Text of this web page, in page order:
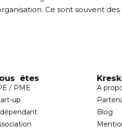
Ce sont souvent
êtes
/ PME
up
A
Blog